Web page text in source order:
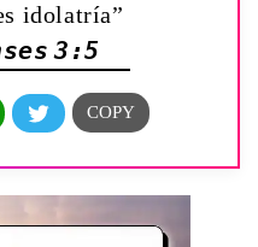
idolatría”
3:5